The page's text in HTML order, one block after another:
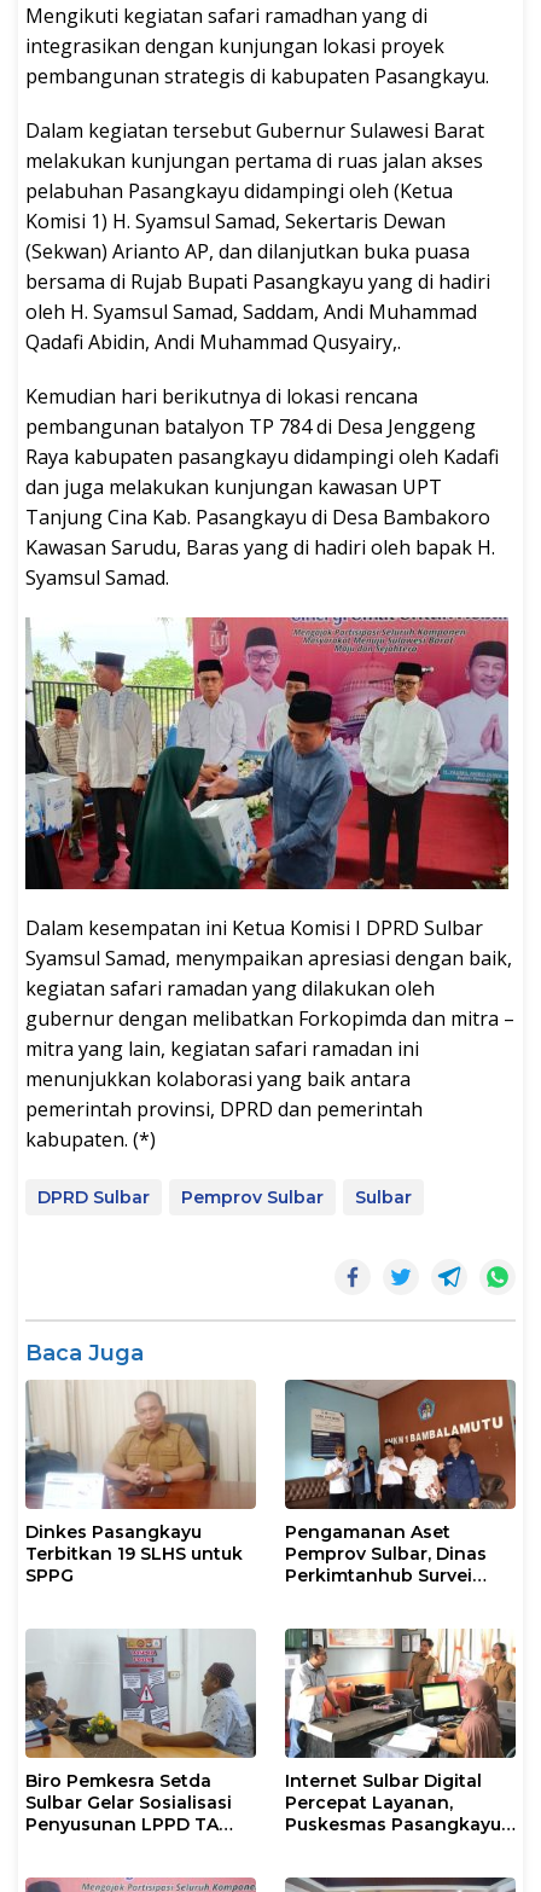
Mengikuti kegiatan safari ramadhan yang di
integrasikan dengan kunjungan lokasi proyek
pembangunan strategis di kabupaten Pasangkayu.
Dalam kegiatan tersebut Gubernur Sulawesi Barat
melakukan kunjungan pertama di ruas jalan akses
pelabuhan Pasangkayu didampingi oleh (Ketua
Komisi 1) H. Syamsul Samad, Sekertaris Dewan
(Sekwan) Arianto AP, dan dilanjutkan buka puasa
bersama di Rujab Bupati Pasangkayu yang di hadiri
oleh H. Syamsul Samad, Saddam, Andi Muhammad
Qadafi Abidin, Andi Muhammad Qusyairy,.
Kemudian hari berikutnya di lokasi rencana
pembangunan batalyon TP 784 di Desa Jenggeng
Raya kabupaten pasangkayu didampingi oleh Kadafi
dan juga melakukan kunjungan kawasan UPT
Tanjung Cina Kab. Pasangkayu di Desa Bambakoro
Kawasan Sarudu, Baras yang di hadiri oleh bapak H.
Syamsul Samad.
Dalam kesempatan ini Ketua Komisi I DPRD Sulbar
Syamsul Samad, menympaikan apresiasi dengan baik,
kegiatan safari ramadan yang dilakukan oleh
gubernur dengan melibatkan Forkopimda dan mitra –
mitra yang lain, kegiatan safari ramadan ini
menunjukkan kolaborasi yang baik antara
pemerintah provinsi, DPRD dan pemerintah
kabupaten. (*)
DPRD Sulbar Pemprov Sulbar Sulbar
Baca Juga
Dinkes Pasangkayu
Terbitkan 19 SLHS untuk
SPPG
Pengamanan Aset
Pemprov Sulbar, Dinas
Perkimtanhub Survei
Biro Pemkesra Setda
Sulbar Gelar Sosialisasi
Penyusunan LPPD TA
Internet Sulbar Digital
Percepat Layanan,
Puskesmas Pasangkayu